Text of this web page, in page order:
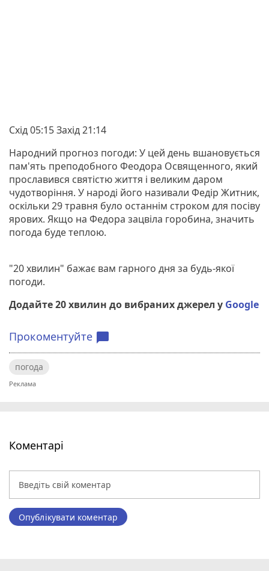
Схід 05:15 Захід 21:14
Народний прогноз погоди: У цей день вшановується
пам'ять преподобного Феодора Освященного, який
прославився святістю життя і великим даром
чудотворіння. У народі його називали Федір Житник,
оскільки 29 травня було останнім строком для посіву
ярових. Якщо на Федора зацвіла горобина, значить
погода буде теплою.
"20 хвилин" бажає вам гарного дня за будь-якої
погоди.
Додайте 20 хвилин до вибраних джерел у Google
Прокоментуйте chat_bubble
погода
Коментарі
Опублікувати коментар